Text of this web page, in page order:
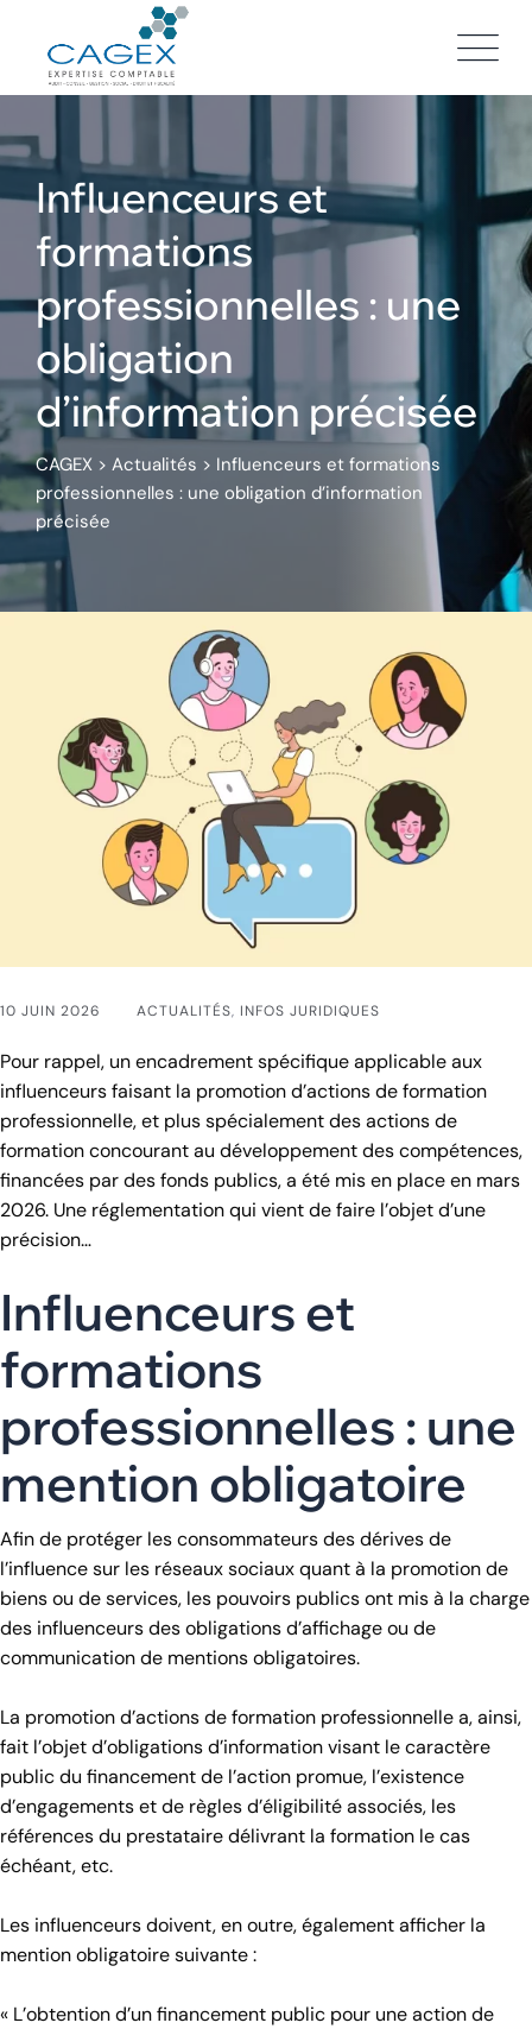
content
Influenceurs et
formations
professionnelles : une
obligation
d’information précisée
CAGEX > Actualités > Influenceurs et formations
professionnelles : une obligation d’information
précisée
10 JUIN 2026 ACTUALITÉS, INFOS JURIDIQUES
Pour rappel, un encadrement spécifique applicable aux
influenceurs faisant la promotion d’actions de formation
professionnelle, et plus spécialement des actions de
formation concourant au développement des compétences,
financées par des fonds publics, a été mis en place en mars
2026. Une réglementation qui vient de faire l’objet d’une
précision…
Influenceurs et
formations
professionnelles : une
mention obligatoire
Afin de protéger les consommateurs des dérives de
l’influence sur les réseaux sociaux quant à la promotion de
biens ou de services, les pouvoirs publics ont mis à la charge
des influenceurs des obligations d’affichage ou de
communication de mentions obligatoires.
La promotion d’actions de formation professionnelle a, ainsi,
fait l’objet d’obligations d’information visant le caractère
public du financement de l’action promue, l’existence
d’engagements et de règles d’éligibilité associés, les
références du prestataire délivrant la formation le cas
échéant, etc.
Les influenceurs doivent, en outre, également afficher la
mention obligatoire suivante :
« L’obtention d’un financement public pour une action de